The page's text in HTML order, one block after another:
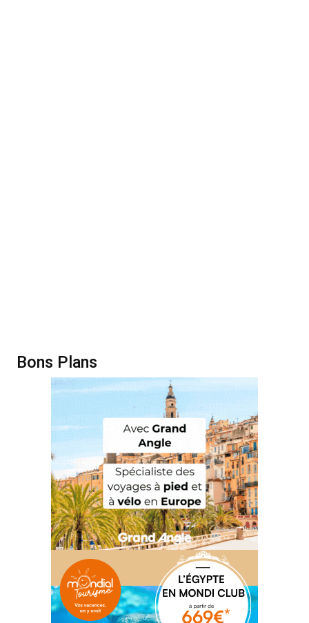
Bons Plans